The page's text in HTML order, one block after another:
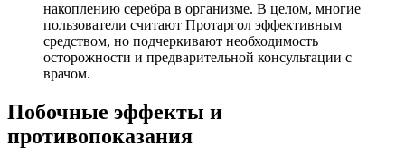
накоплению серебра в организме. В целом, многие
пользователи считают Протаргол эффективным
средством, но подчеркивают необходимость
осторожности и предварительной консультации с
врачом.
Побочные эффекты и
противопоказания